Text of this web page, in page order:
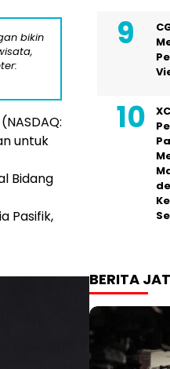
bikin
(NASDAQ:
untuk
Bidang
Pasifik,
BERITA